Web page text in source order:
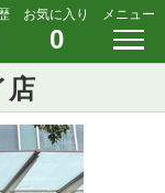
お気に入り
0
メニュー
店